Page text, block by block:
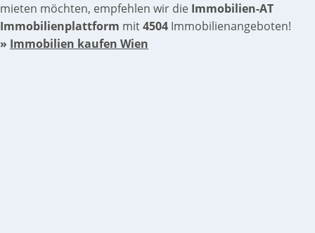
mieten möchten, empfehlen wir die Immobilien-AT
Immobilienplattform mit4504 Immobilienangeboten!
» Immobilien kaufen Wien